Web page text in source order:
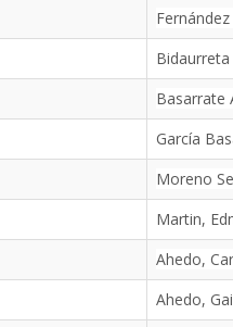
Basarrate
García
Moreno
Martin,
Ahedo,
Ahedo,